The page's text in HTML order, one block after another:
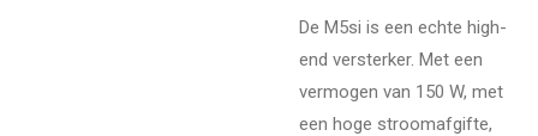
De M5si is een echte high-
end versterker. Met een
vermogen van 150 W, met
een hoge stroomafgifte,